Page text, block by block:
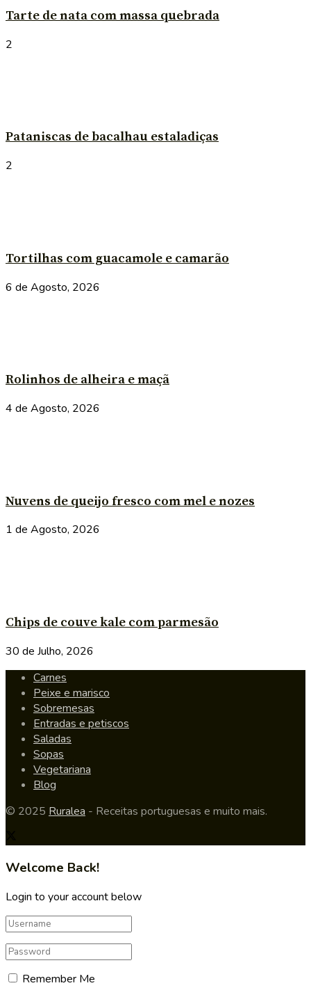
Tarte de nata com massa quebrada
2
Pataniscas de bacalhau estaladiças
2
Tortilhas com guacamole e camarão
6 de Agosto, 2026
Rolinhos de alheira e maçã
4 de Agosto, 2026
Nuvens de queijo fresco com mel e nozes
1 de Agosto, 2026
Chips de couve kale com parmesão
30 de Julho, 2026
Carnes
Peixe e marisco
Sobremesas
Entradas e petiscos
Saladas
Sopas
Vegetariana
Blog
© 2025 Ruralea - Receitas portuguesas e muito mais.
Welcome Back!
Login to your account below
Remember Me